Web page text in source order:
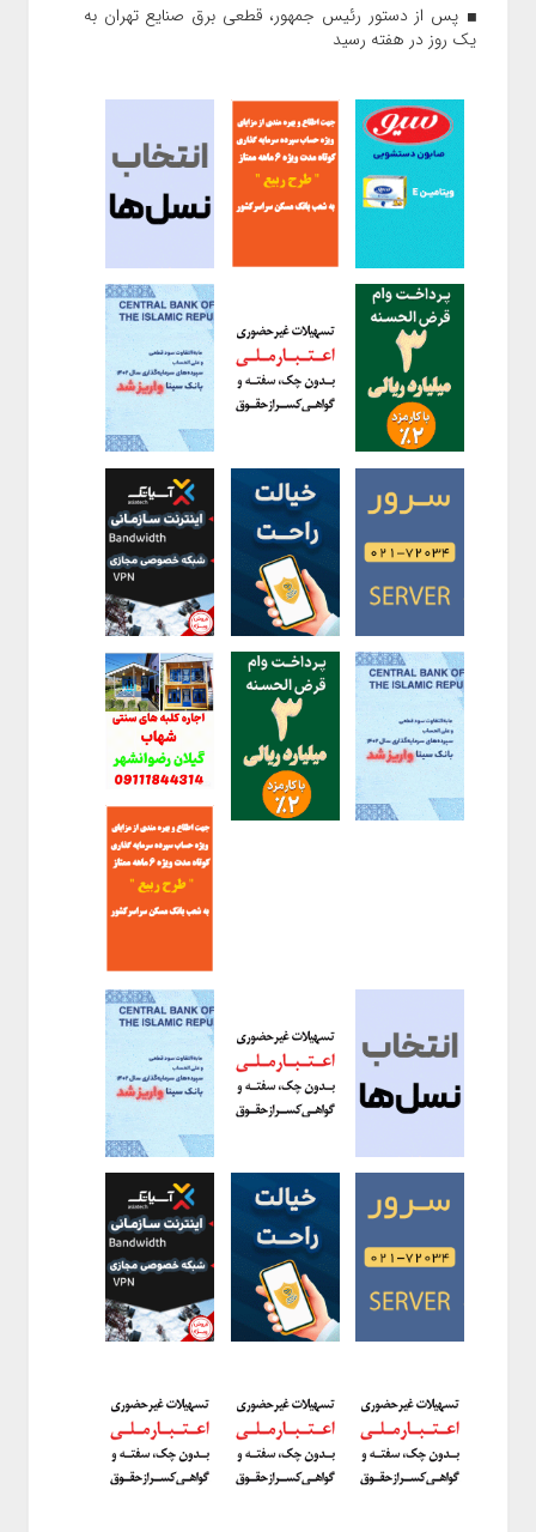
پس از دستور رئیس‌ جمهور، قطعی برق صنایع تهران به
یک روز در هفته رسید